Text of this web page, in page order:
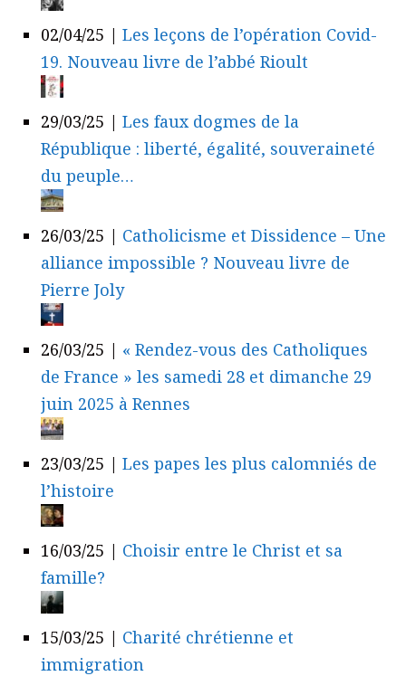
02/04/25 | Les leçons de l’opération Covid-
19. Nouveau livre de l’abbé Rioult
29/03/25 | Les faux dogmes de la
République : liberté, égalité, souveraineté
du peuple…
26/03/25 | Catholicisme et Dissidence – Une
alliance impossible ? Nouveau livre de
Pierre Joly
26/03/25 | « Rendez-vous des Catholiques
de France » les samedi 28 et dimanche 29
juin 2025 à Rennes
23/03/25 | Les papes les plus calomniés de
l’histoire
16/03/25 | Choisir entre le Christ et sa
famille?
15/03/25 | Charité chrétienne et
immigration